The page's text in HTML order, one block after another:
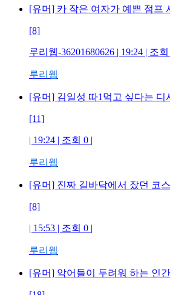
[유머] 카 작은 여자가 예쁜 점프
[8]
루리웹-36201680626 | 19:24 | 조회
루리웹
[유머] 김일성 따1먹고 싶다는 디
[11]
| 19:24 | 조회 0 |
루리웹
[유머] 진짜 길바닥에서 잤던 코
[8]
| 15:53 | 조회 0 |
루리웹
[유머] 악어들이 두려워 하는 인